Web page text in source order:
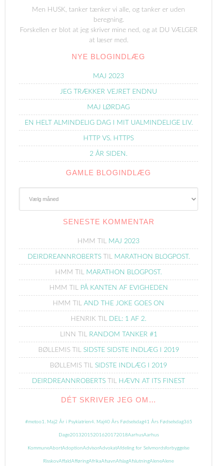
Men HUSK, tanker tænker vi alle, og tanker er uden
beregning.
Forskellen er blot at jeg skriver mine ned, og at DU VÆLGER
at læser med.
NYE BLOGINDLÆG
MAJ 2023
JEG TRÆKKER VEJRET ENDNU
MAJ LØRDAG
EN HELT ALMINDELIG DAG I MIT UALMINDELIGE LIV.
HTTP VS. HTTPS
2 ÅR SIDEN.
GAMLE BLOGINDLÆG
SENESTE KOMMENTAR
HMM TIL MAJ 2023
DEIRDREANNROBERTSTIL MARATHON BLOGPOST.
HMM TIL MARATHON BLOGPOST.
HMM TIL PÅ KANTEN AF EVIGHEDEN
HMM TIL AND THE JOKE GOES ON
HENRIK TIL DEL: 1 AF 2.
LINN TIL RANDOM TANKER #1
BØLLEMISTIL SIDSTE SIDSTE INDLÆG I 2019
BØLLEMIS TIL SIDSTE INDLÆG I 2019
DEIRDREANNROBERTS TIL HÆVN AT ITS FINEST
DÉT SKRIVER JEG OM…
#metoo 1. Maj2 År i Psykiatrien4. Maj40 Års Fødselsdag41 Års Fødselsdag365
Dage2013 2015 201620172018AarhusAarhus
KommuneAbortAdoptionAdvisorAdvokatAfdeling for Selvmordsforbyggelse
RisskovAffald AfføringAfrikaAfsavnAfslagAfslutningAleneAlene